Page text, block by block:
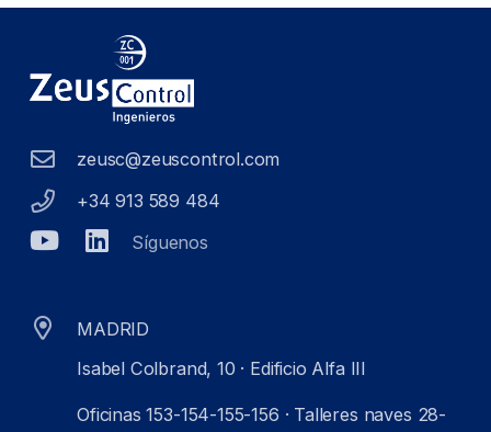
zeusc@zeuscontrol.com
+34 913 589 484
Síguenos
MADRID
Isabel Colbrand, 10 · Edificio Alfa III
Oficinas 153-154-155-156 · Talleres naves 28-